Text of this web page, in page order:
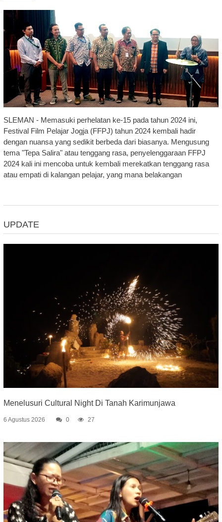
SLEMAN - Memasuki perhelatan ke-15 pada tahun 2024 ini,
Festival Film Pelajar Jogja (FFPJ) tahun 2024 kembali hadir
dengan nuansa yang sedikit berbeda dari biasanya. Mengusung
tema "Tepa Salira" atau tenggang rasa, penyelenggaraan FFPJ
2024 kali ini mencoba untuk kembali merekatkan tenggang rasa
atau empati di kalangan pelajar, yang mana belakangan
UPDATE
Menelusuri Cultural Night Di Tanah Karimunjawa
6 Agustus 2026 0 27